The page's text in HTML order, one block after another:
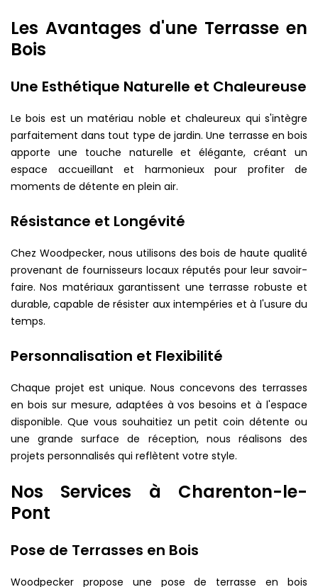
Les Avantages d'une Terrasse en
Bois
Une Esthétique Naturelle et Chaleureuse
Le bois est un matériau noble et chaleureux qui s'intègre
parfaitement dans tout type de jardin. Une terrasse en bois
apporte une touche naturelle et élégante, créant un
espace accueillant et harmonieux pour profiter de
moments de détente en plein air.
Résistance et Longévité
Chez Woodpecker, nous utilisons des bois de haute qualité
provenant de fournisseurs locaux réputés pour leur savoir-
faire. Nos matériaux garantissent une terrasse robuste et
durable, capable de résister aux intempéries et à l'usure du
temps.
Personnalisation et Flexibilité
Chaque projet est unique. Nous concevons des terrasses
en bois sur mesure, adaptées à vos besoins et à l'espace
disponible. Que vous souhaitiez un petit coin détente ou
une grande surface de réception, nous réalisons des
projets personnalisés qui reflètent votre style.
Nos Services à Charenton-le-
Pont
Pose de Terrasses en Bois
Woodpecker propose une pose de terrasse en bois